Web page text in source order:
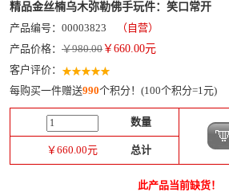
精品金丝楠乌木弥勒佛手玩件：笑口常开
产品编号：00003823
（自营）
产品价格： ￥980.00 ￥ 660.00元
客户评价：
每购买一件赠送990个积分！(100个积分=1元)
数量
￥660.00元 总计
此产品当前缺货！